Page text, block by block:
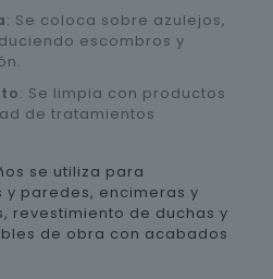
: Se coloca sobre azulejos,
escombros y
: Se limpia con productos
de tratamientos
se utiliza para
paredes, encimeras y
revestimiento de duchas y
de obra con acabados